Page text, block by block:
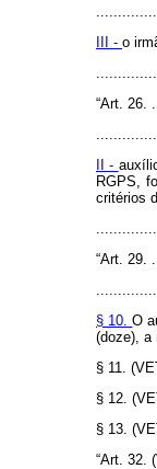
III - o
“Art.
II -
RGPS,
critérios
“Art.
§ 10.O
(doze), a
§ 11.
§ 12.
§ 13.
“Art. 32.